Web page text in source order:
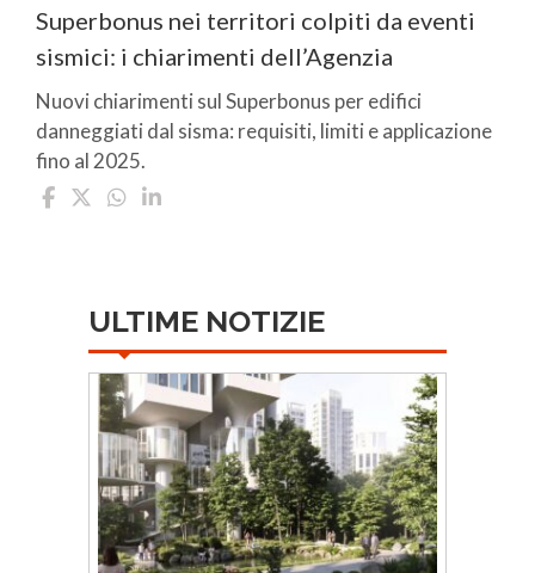
Superbonus nei territori colpiti da eventi
sismici: i chiarimenti dell’Agenzia
Nuovi chiarimenti sul Superbonus per edifici
danneggiati dal sisma: requisiti, limiti e applicazione
fino al 2025.
ULTIME NOTIZIE